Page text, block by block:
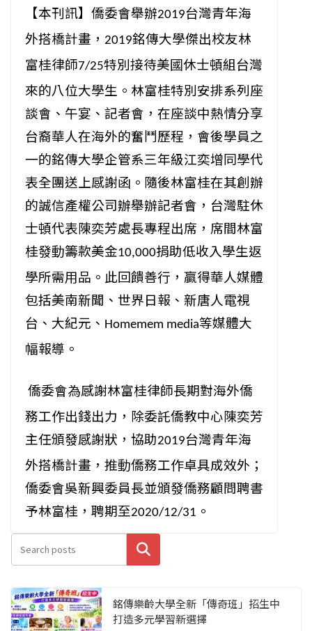
【本刊訊】僑委會舉辦2019台灣青年海
外搭橋計畫， 2019銘傳大學傑出校友林
富桂律師7/25特別接待美國休士頓組台灣
來的八位大學生。林富桂特別安排系列座
談會、午宴、記者會， 在座談中熱情分享
台裔華人在海外的奮鬥歷程， 會後學員之
一的銘傳大學企管系三年級江奕增同學代
表全團送上感謝函。隨後林富桂在其創辦
的誠信產權公司辦舉辦記者會， 台灣駐休
士頓代表陳奕芳處長專程出席，席間林富
桂發動籌款美金10,000捐助低收入學生返
學所需用品。此回饋善行， 贏得華人媒體
包括美南新聞、世界日報、新唐人電視
台、大紀元、 Homemem media等媒體大
幅報導。
僑委會為感謝林富桂律師長期對海外僑
務工作出錢出力， 除委託僑教中心陳奕芳
主任頒發感謝狀，協助2019台灣青年海
外搭橋計畫，推動僑務工作卓具成效外；
僑委會吳新興委員長並頒發僑務顧問聘書
予林富桂，聘期至2020/12/31 。
搜尋
銘傳樂齡大學全新「傳奇班」招生中
打造多元學習新選擇